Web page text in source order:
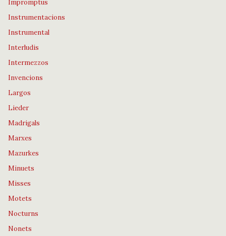
Impromptus
Instrumentacions
Instrumental
Interludis
Intermezzos
Invencions
Largos
Lieder
Madrigals
Marxes
Mazurkes
Minuets
Misses
Motets
Nocturns
Nonets